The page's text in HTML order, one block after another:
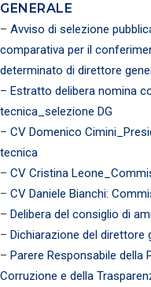
GENERALE
– Avviso di selezione
comparativa per il
determinato di direttore
– Estratto delibera nomina
tecnica_selezione DG
– CV Domenico
tecnica
– CV Cristina
– CV Daniele Bianchi:
– Delibera del consiglio di
– Dichiarazione del direttore
– Parere Responsabile della
Corruzione e della